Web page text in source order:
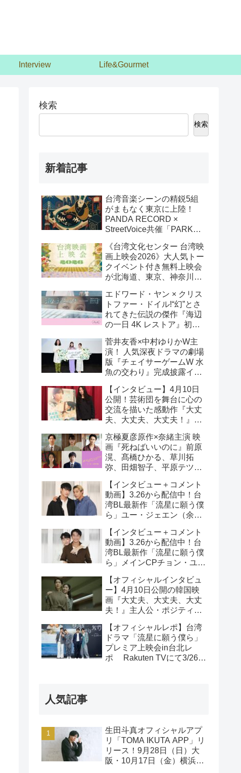
Interview Life&Gourmet
検索
検索
新着記事
台湾音楽シーンの精鋭5組
がまもなく東京に上陸！
PANDA RECORD ×
StreetVoice共催「PARK
好評発売中！
《台湾文化センター 台湾映
画上映会2026》大人気トー
クイベント付き無料上映会
が北海道、東京、神奈川、
決定!
エドワード・ヤン × クリス
トファー・ドイル!“幻”とさ
れてきた伝説の傑作『海辺
の一日 4K レストア』初の
『恐怖分子 デジタルリマス
ター』上映も!
菅井友香×中村ゆりかW主
演！ 人気深夜ドラマの劇場
版『チェイサーゲームW 水
魚の交わり』完成披露イベ
恋愛相談トーク開催！
【インタビュー】4月10日
公開！芸術団を舞台に心の
交流を描いた感動作『大丈
夫、大丈夫、大丈夫！』キ
ー
京極夏彦原作×奈緒主演 映
画『死ねばいいのに』前原
滉、髙橋ひかる、草川拓
弥、田畑智子、平原テツら
【インタビュー＋コメント
動画】3.26から配信中！台
湾BL最新作「流星に願う僕
ら」ユー・ジェエン（余杰
うた）インタビュー！サイ
ン入りチェキ読プレも
【インタビュー＋コメント
動画】3.26から配信中！台
湾BL最新作「流星に願う僕
ら」メインCPチョン・ユエ
ー・モンシュエン（初孟
軒） インタビュー！サイン
入りチェキ読プレも
【オフィシャルインタビュ
ー】4月10日公開の韓国映
画『大丈夫、大丈夫、大丈
夫！』主人公・ポジティブ
映画の見どころを紹介！
【オフィシャルレポ】台湾
ドラマ「流星に願う僕ら」
プレミア上映会in台北レ
ポ Rakuten TVにて3/26～
人気記事
生田斗真オフィシャルアプ
リ「TOMA IKUTA APP」リ
リース！9月28日（日）大
阪・10月17日（金）横浜に